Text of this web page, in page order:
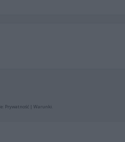
Prywatność| Warunki